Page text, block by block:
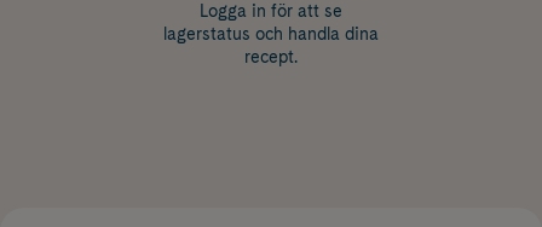
Logga in för att se
lagerstatus och handla dina
recept.